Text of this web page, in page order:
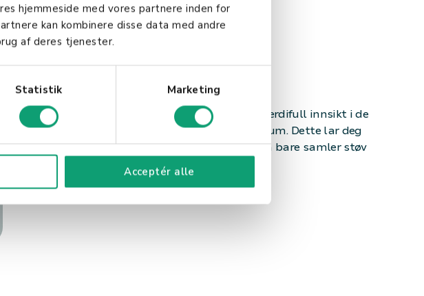
hjemmeside med vores partnere inden for
kan kombinere disse data med andre
af deres tjenester.
Statistik Marketing
Acceptér alle
Verdifull innsikt fra
topprodukter​
I tillegg kan et
med lagerstyring gi verdifull innsikt i de
spesifikke produktene ansatte selger og deres volum. Dette lar deg
se hvilke produkter som selger godt og hvilke som bare samler støv